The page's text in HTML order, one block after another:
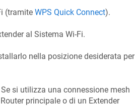
(tramite WPS Quick Connect).
al Sistema Wi-Fi.
nella posizione desiderata per
si utilizza una connessione mesh
principale o di un Extender